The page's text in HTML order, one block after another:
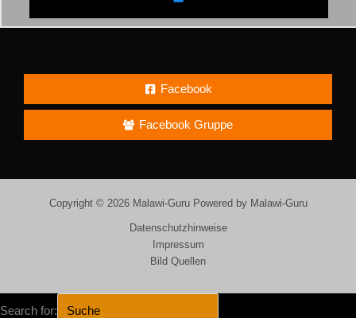
Facebook
Facebook Gruppe
Copyright © 2026 Malawi-Guru Powered by Malawi-Guru
Datenschutzhinweise
Impressum
Bild Quellen
Search for: